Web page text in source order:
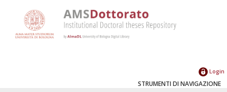
Login
STRUMENTI DI NAVIGAZIONE